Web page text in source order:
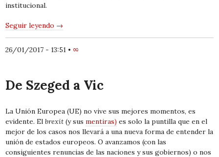
institucional.
Seguir leyendo →
26/01/2017 - 13:51 • ∞
De Szeged a Vic
La Unión Europea (UE) no vive sus mejores momentos, es
evidente. Elbrexit (y susmentiras) es solo la puntilla que en el
mejor de los casos nos llevará a una nueva forma de entender la
unión de estados europeos. O avanzamos (con las
consiguientes renuncias de las naciones y sus gobiernos) o nos